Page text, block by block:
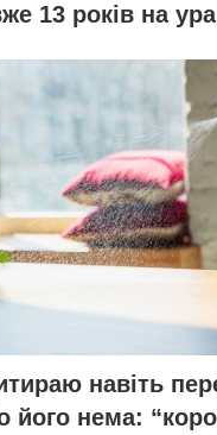
13 років на ура
навіть
його нема: